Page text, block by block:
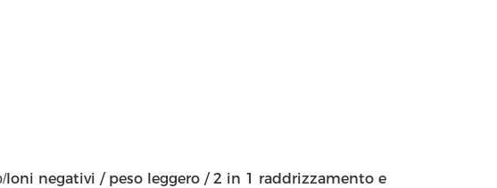
/Ioni negativi / peso leggero / 2 in 1 raddrizzamento e